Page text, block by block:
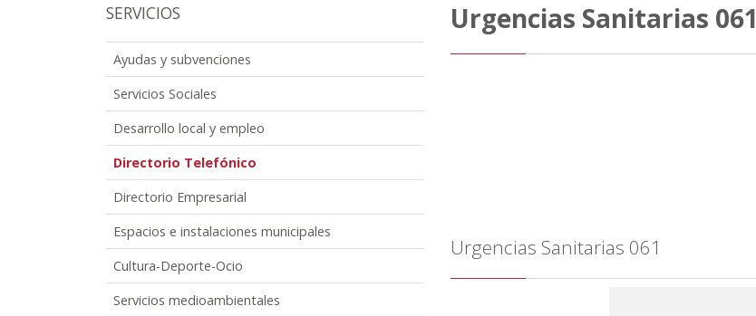
SERVICIOS
Ayudas y subvenciones
Servicios Sociales
Desarrollo local y empleo
Directorio Telefónico
Directorio Empresarial
Espacios e instalaciones municipales
Cultura-Deporte-Ocio
Servicios medioambientales
Urgencias Sanitarias 061
Urgencias Sanitarias 061